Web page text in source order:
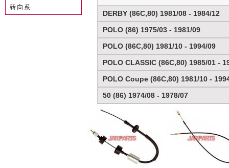
DERBY (86C,80) 1981/08 - 1984/12
POLO (86) 1975/03 - 1981/09
POLO (86C,80) 1981/10 - 1994/09
POLO CLASSIC (86C,80) 1985/01 -
POLO Coupe (86C,80) 1981/10 -
50 (86) 1974/08 - 1978/07
转向系